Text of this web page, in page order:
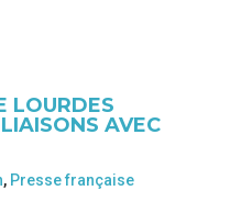
LOURDES
AVEC
, Presse française